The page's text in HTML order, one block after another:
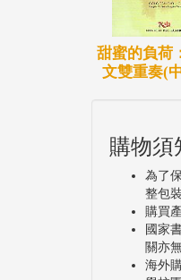
甜蜜的負荷
文雙重奏(
購物須
為了
整包
購買
國家
關亦
海外